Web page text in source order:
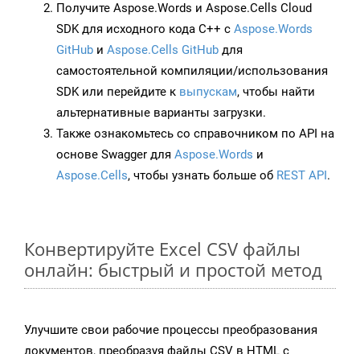
Получите Aspose.Words и Aspose.Cells Cloud
SDK для исходного кода C++ с Aspose.Words
GitHub и Aspose.Cells GitHub для
самостоятельной компиляции/использования
SDK или перейдите к выпускам, чтобы найти
альтернативные варианты загрузки.
Также ознакомьтесь со справочником по API на
основе Swagger для Aspose.Words и
Aspose.Cells, чтобы узнать больше об REST API.
Конвертируйте Excel CSV файлы
онлайн: быстрый и простой метод
Улучшите свои рабочие процессы преобразования
документов, преобразуя файлы CSV в HTML с